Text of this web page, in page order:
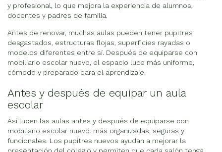
y profesional, lo que mejora la experiencia de alumnos,
docentes y padres de familia.
Antes de renovar, muchas aulas pueden tener pupitres
desgastados, estructuras flojas, superficies rayadas o
modelos diferentes entre sí. Después de equiparse con
mobiliario escolar nuevo, el espacio luce más uniforme,
cómodo y preparado para el aprendizaje.
Antes y después de equipar un aula
escolar
Así lucen las aulas antes y después de equiparse con
mobiliario escolar nuevo: más organizadas, seguras y
funcionales. Los pupitres nuevos ayudan a mejorar la